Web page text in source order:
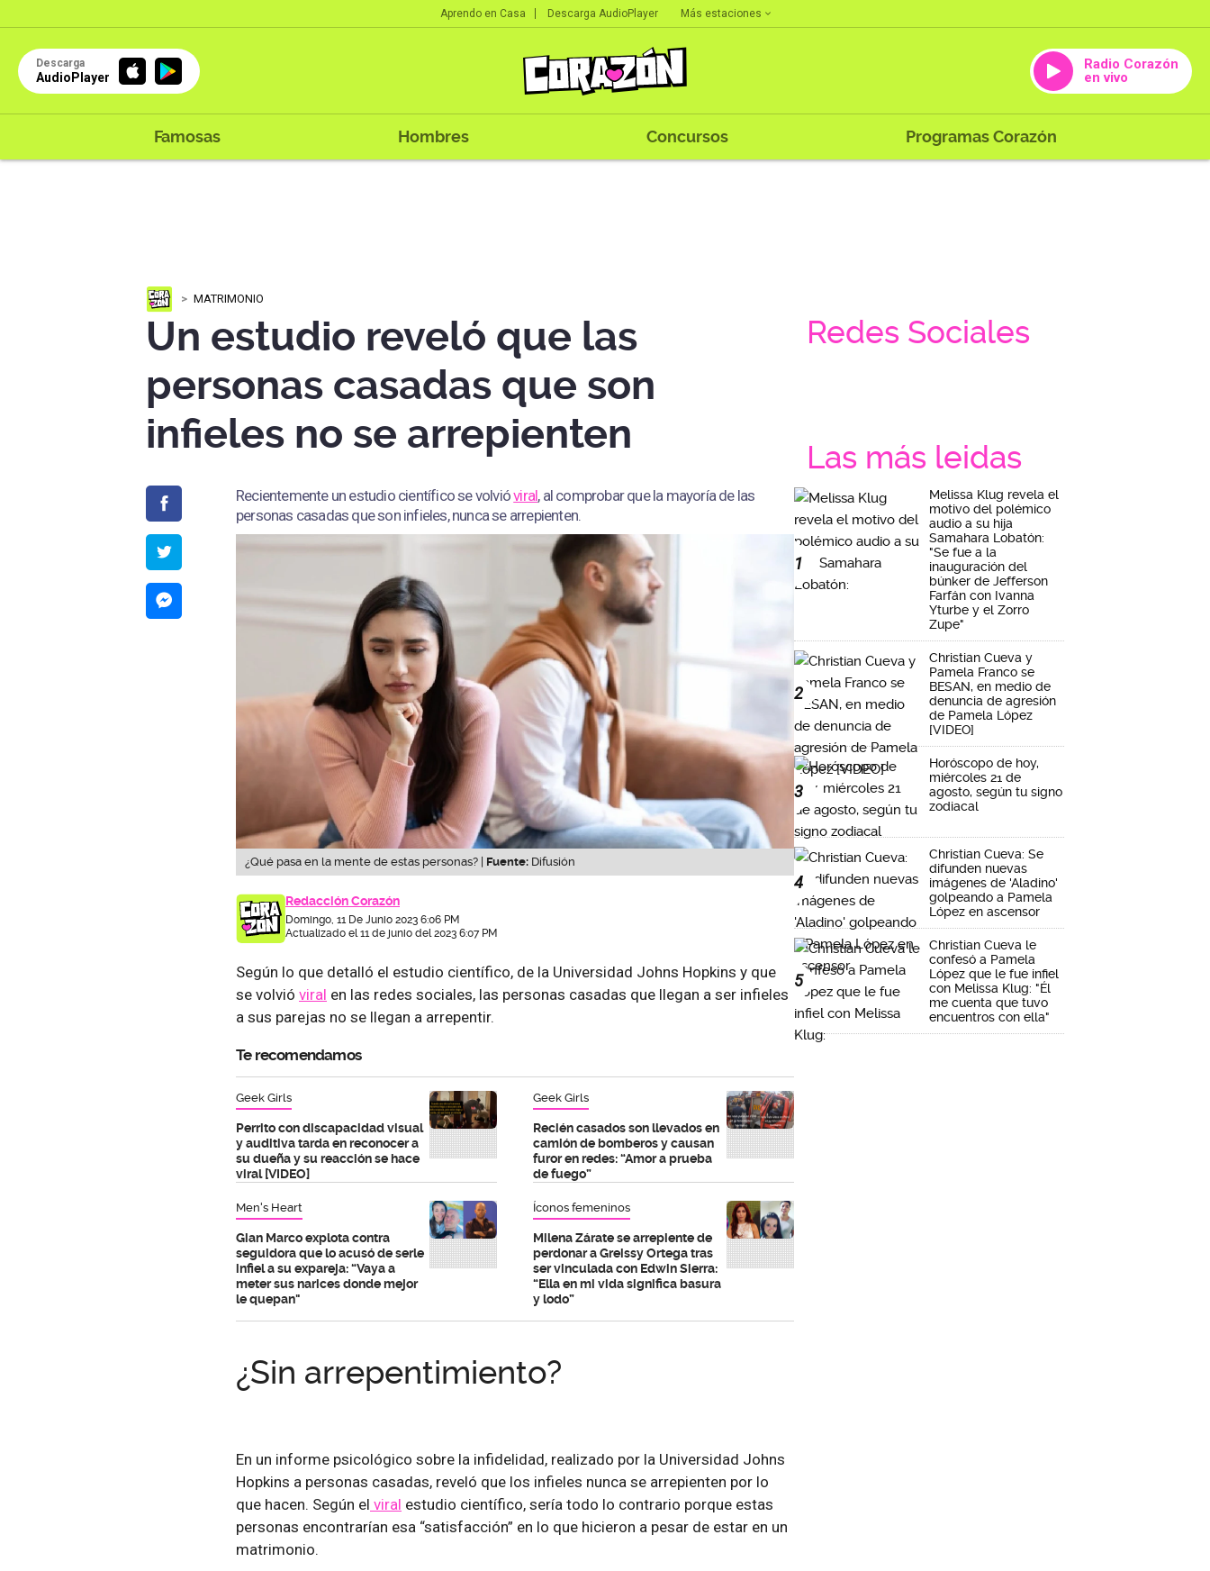
Aprendo en Casa Descarga AudioPlayer Más estaciones
Descarga
AudioPlayer
Radio Corazón
en vivo
Famosas Hombres Concursos Programas Corazón
MATRIMONIO
Un estudio reveló que las
personas casadas que son
infieles no se arrepienten
Recientemente un estudio científico se volvióviral, al comprobar que la mayoría de las
personas casadas que son infieles, nunca se arrepienten.
¿Qué pasa en la mente de estas personas? | Fuente: Difusión
Redacción Corazón
Domingo, 11 De Junio 2023 6:06 PM
Actualizado el 11 de junio del 2023 6:07 PM
Según lo que detalló el estudio científico, de la Universidad Johns Hopkins y que
se volvió viral en las redes sociales, las personas casadas que llegan a ser infieles
a sus parejas no se llegan a arrepentir.
Te recomendamos
Geek Girls
Perrito con discapacidad visual
y auditiva tarda en reconocer a
su dueña y su reacción se hace
viral [VIDEO]
Geek Girls
Recién casados son llevados en
camión de bomberos y causan
furor en redes: “Amor a prueba
de fuego”
Men's Heart
Gian Marco explota contra
seguidora que lo acusó de serle
infiel a su expareja: “Vaya a
meter sus narices donde mejor
le quepan"
Íconos femeninos
Milena Zárate se arrepiente de
perdonar a Greissy Ortega tras
ser vinculada con Edwin Sierra:
“Ella en mi vida significa basura
y lodo”
¿Sin arrepentimiento?
En un informe psicológico sobre la infidelidad, realizado por la Universidad Johns
Hopkins a personas casadas, reveló que los infieles nunca se arrepienten por lo
que hacen. Según el viral estudio científico, sería todo lo contrario porque estas
personas encontrarían esa “satisfacción” en lo que hicieron a pesar de estar en un
matrimonio.
Redes Sociales
Las más leidas
1
Melissa Klug revela el
motivo del polémico
audio a su hija
Samahara Lobatón:
"Se fue a la
inauguración del
búnker de Jefferson
Farfán con Ivanna
Yturbe y el Zorro
Zupe"
2
Christian Cueva y
Pamela Franco se
BESAN, en medio de
denuncia de agresión
de Pamela López
[VIDEO]
3
Horóscopo de hoy,
miércoles 21 de
agosto, según tu signo
zodiacal
4
Christian Cueva: Se
difunden nuevas
imágenes de 'Aladino'
golpeando a Pamela
López en ascensor
5
Christian Cueva le
confesó a Pamela
López que le fue infiel
con Melissa Klug: "Él
me cuenta que tuvo
encuentros con ella"